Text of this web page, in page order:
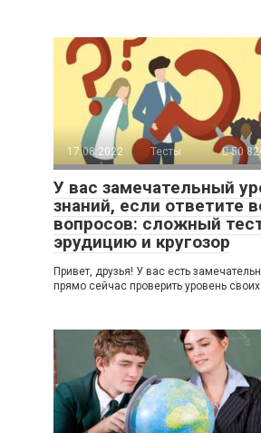
17.08.2022 Тесты 50
У вас замечательный
знаний, если ответите
вопросов: сложный
эрудицию и кругозор
Привет, друзья! У вас есть
прямо сейчас проверить уровень